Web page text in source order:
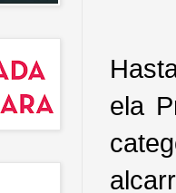
ela